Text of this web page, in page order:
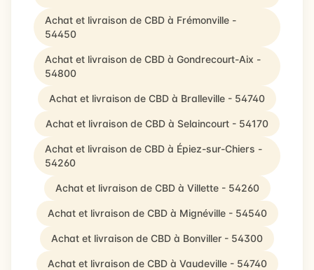
Achat et livraison de CBD à Frémonville -
54450
Achat et livraison de CBD à Gondrecourt-Aix -
54800
Achat et livraison de CBD à Bralleville - 54740
Achat et livraison de CBD à Selaincourt - 54170
Achat et livraison de CBD à Épiez-sur-Chiers -
54260
Achat et livraison de CBD à Villette - 54260
Achat et livraison de CBD à Mignéville - 54540
Achat et livraison de CBD à Bonviller - 54300
Achat et livraison de CBD à Vaudeville - 54740